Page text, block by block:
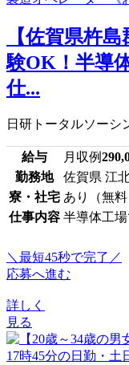
【佐賀県杵
験OK！半導
仕...
日研トータルソーシ
給与 月収例
勤務地
佐賀県 江北
寮・社宅 あり（無料
仕事内容 半導体工
＼最短45秒で完了／
応募へ進む
詳しく
見る